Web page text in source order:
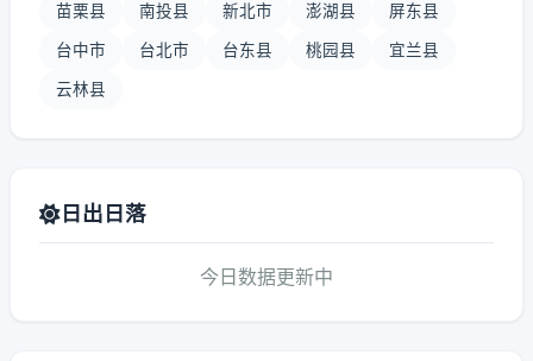
苗栗县 南投县 新北市 澎湖县 屏东县
台中市 台北市 台东县 桃园县 宜兰县
云林县
日出日落
今日数据更新中